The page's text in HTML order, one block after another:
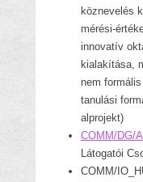
köznevelés
mérési-
innovatív
kialakítása,
nem
tanulási
alprojekt)
COMM/DG/
Látogatói
COMM/